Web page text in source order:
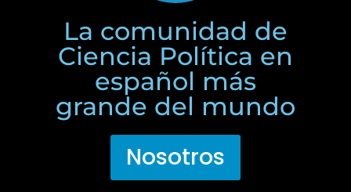
La comunidad de
Ciencia Política en
español más
grande del mundo
Nosotros